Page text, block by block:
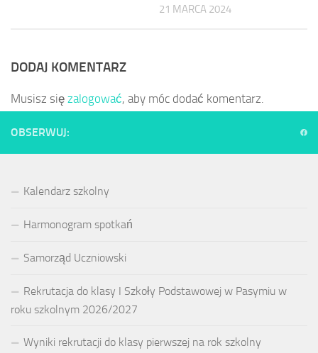
21 MARCA 2024
DODAJ KOMENTARZ
Musisz się zalogować, aby móc dodać komentarz.
OBSERWUJ:
Kalendarz szkolny
Harmonogram spotkań
Samorząd Uczniowski
Rekrutacja do klasy I Szkoły Podstawowej w Pasymiu w
roku szkolnym 2026/2027
Wyniki rekrutacji do klasy pierwszej na rok szkolny